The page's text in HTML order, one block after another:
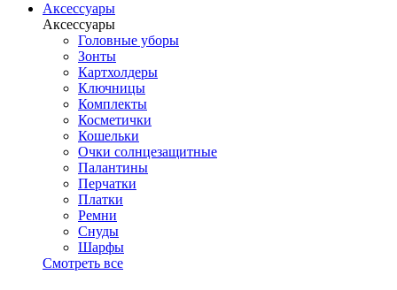
Аксессуары
Аксессуары
Головные уборы
Зонты
Картхолдеры
Ключницы
Комплекты
Косметички
Кошельки
Очки солнцезащитные
Палантины
Перчатки
Платки
Ремни
Снуды
Шарфы
Смотреть все